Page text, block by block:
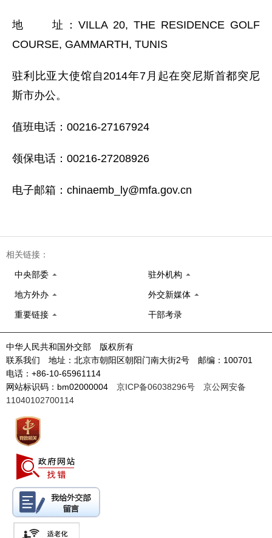
地 址：VILLA 20, THE RESIDENCE GOLF
COURSE, GAMMARTH, TUNIS
驻利比亚大使馆自2014年7月起在突尼斯首都突尼
斯市办公。
值班电话：00216-27167924
领保电话：00216-27208926
电子邮箱：chinaemb_ly@mfa.gov.cn
相关链接：
中央部委 驻外机构
地方外办 外交新媒体
重要链接 干部考录
中华人民共和国外交部 版权所有
联系我们 地址：北京市朝阳区朝阳门南大街2号 邮编：100701
电话：+86-10-65961114
网站标识码：bm02000004 京ICP备06038296号
京公网安备
11040102700114